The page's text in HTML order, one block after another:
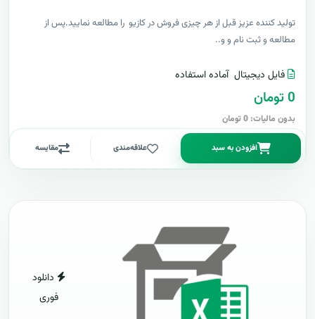
توليد کننده عزيز قبل از هر چیزی فروش در کازیو را مطالعه نمایید.پس از
مطالعه و ثبت نام و و..
فایل دیجیتال آماده استفاده
0 تومان
بدون مالیات: 0 تومان
افزودن به سبد علاقه‌مندی مقایسه
دانلود
فوری